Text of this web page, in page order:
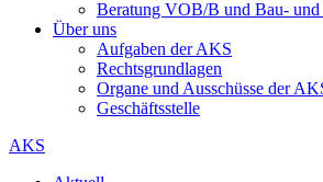
Beratung VOB/B und Bau- und
Über uns
Aufgaben der AKS
Rechtsgrundlagen
Organe und Ausschüsse der
Geschäftsstelle
AKS